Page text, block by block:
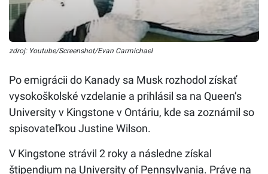
zdroj: Youtube/Screenshot/Evan Carmichael
Po emigrácii do Kanady sa Musk rozhodol získať
vysokoškolské vzdelanie a prihlásil sa na Queen’s
University v Kingstone v Ontáriu, kde sa zoznámil so
spisovateľkou Justine Wilson.
V Kingstone strávil 2 roky a následne získal
štipendium na University of Pennsylvania. Práve na